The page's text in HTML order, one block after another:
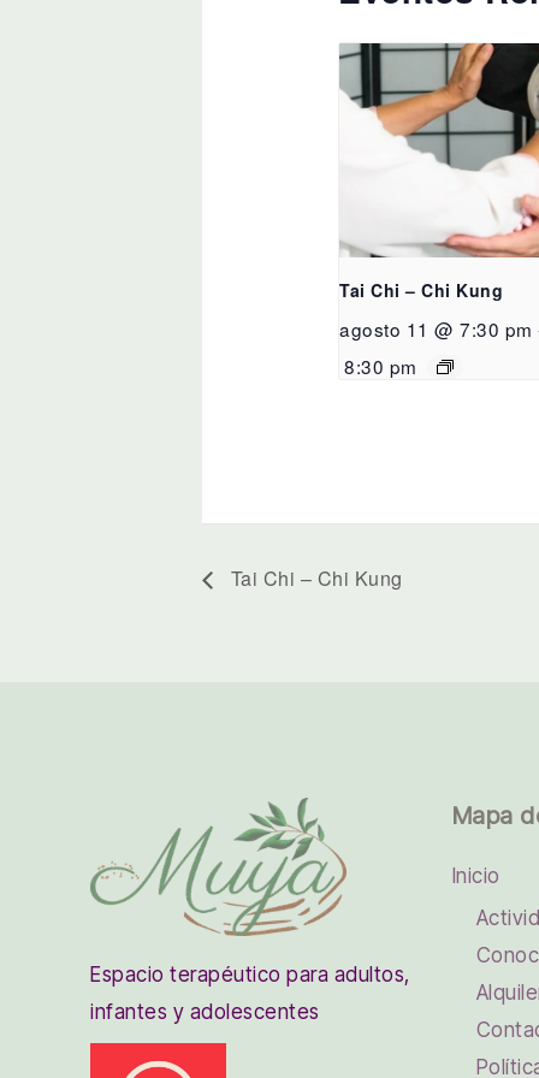
Tai Chi – Chi Kung
agosto 11 @ 7:30 pm
8:30 pm
Tai Chi – Chi Kung
Espacio terapéutico para adultos,
infantes y adolescentes
Mapa
Inicio